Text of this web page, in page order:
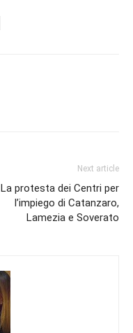
Next article
La protesta dei Centri per
l’impiego di Catanzaro,
Lamezia e Soverato